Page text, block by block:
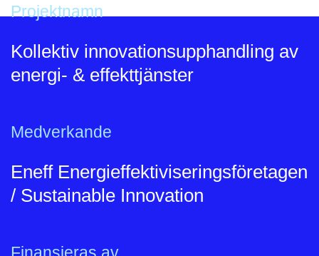
Projektnamn
Kollektiv innovationsupphandling av
energi- & effekttjänster
Medverkande
Eneff Energieffektiviseringsföretagen
/ Sustainable Innovation